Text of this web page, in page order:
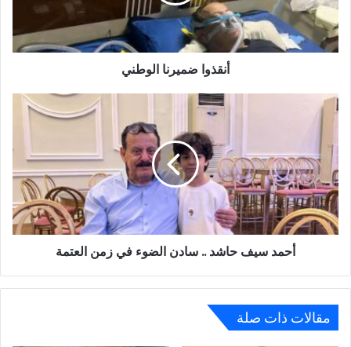
أنقذوا ضميرنا الوطني
أحمد
سيف
..
سادن
الضوء
في
زمن
العتمة
أحمد سيف حاشد .. سادن الضوء في زمن العتمة
مقالات ذات صلة